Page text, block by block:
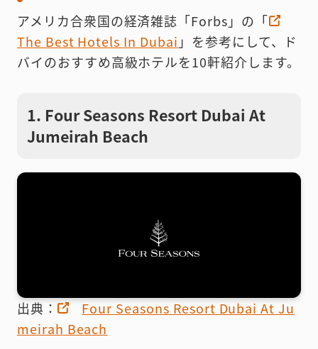
アメリカ合衆国の経済雑誌「Forbs」の「
The Best Hotels In Dubai 」を参考にして、ド
バイのおすすめ高級ホテルを10軒紹介します。
1. Four Seasons Resort Dubai At
Jumeirah Beach
出典：
Four Seasons Resort Dubai At Ju
meirah Beach